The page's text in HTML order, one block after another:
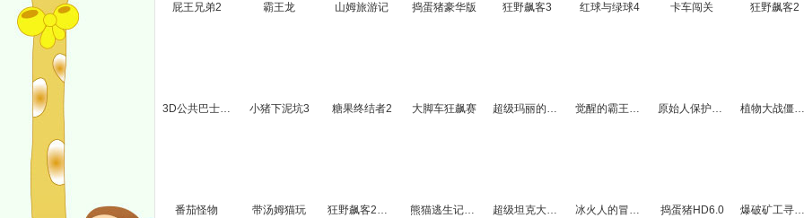
屁王兄弟2 霸王龙 山姆旅游记 捣蛋猪豪华版 狂野飙客3 红球与绿球4 卡车闯关 狂野飙客2
3D公共巴士停靠 小猪下泥坑3 糖果终结者2 大脚车狂飙赛 超级玛丽的纯真童年 觉醒的霸王龙4 原始人保护恐龙蛋 植物大战僵尸无敌版
番茄怪物 带汤姆猫玩 狂野飙客2无敌版 熊猫逃生记之奇幻世界 超级坦克大战2 冰火人的冒险之路 捣蛋猪HD6.0 爆破矿工寻宝2